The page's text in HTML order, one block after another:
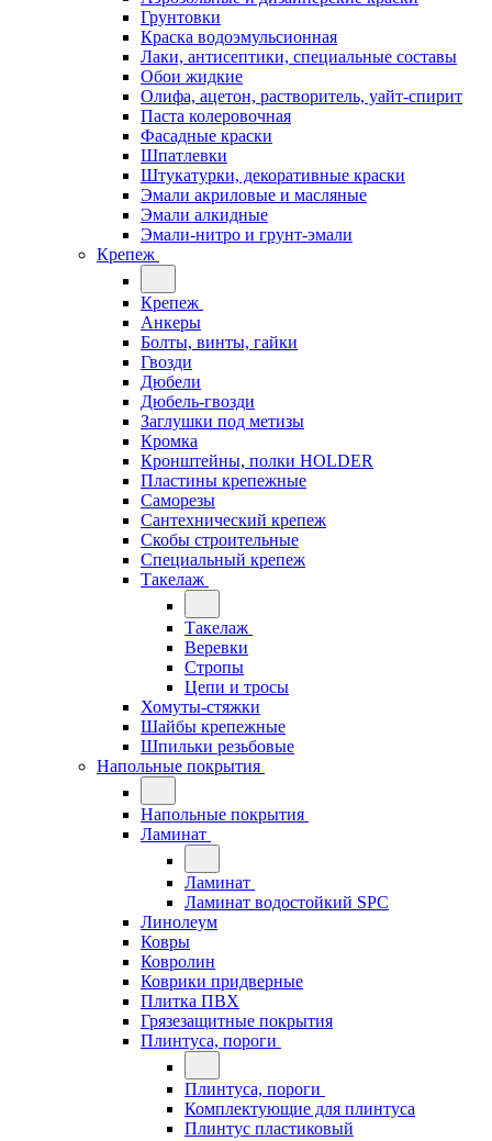
Грунтовки
Краска водоэмульсионная
Лаки, антисептики, специальные составы
Обои жидкие
Олифа, ацетон, растворитель, уайт-спирит
Паста колеровочная
Фасадные краски
Шпатлевки
Штукатурки, декоративные краски
Эмали акриловые и масляные
Эмали алкидные
Эмали-нитро и грунт-эмали
Крепеж
Крепеж
Анкеры
Болты, винты, гайки
Гвозди
Дюбели
Дюбель-гвозди
Заглушки под метизы
Кромка
Кронштейны, полки НОLDER
Пластины крепежные
Саморезы
Сантехнический крепеж
Скобы строительные
Специальный крепеж
Такелаж
Такелаж
Веревки
Стропы
Цепи и тросы
Хомуты-стяжки
Шайбы крепежные
Шпильки резьбовые
Напольные покрытия
Напольные покрытия
Ламинат
Ламинат
Ламинат водостойкий SPC
Линолеум
Ковры
Ковролин
Коврики придверные
Плитка ПВХ
Грязезащитные покрытия
Плинтуса, пороги
Плинтуса, пороги
Комплектующие для плинтуса
Плинтус пластиковый